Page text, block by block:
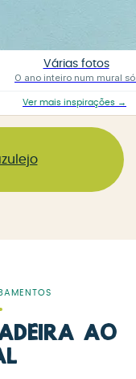
Várias fotos
O ano inteiro num mural
Ver mais inspirações →
ao